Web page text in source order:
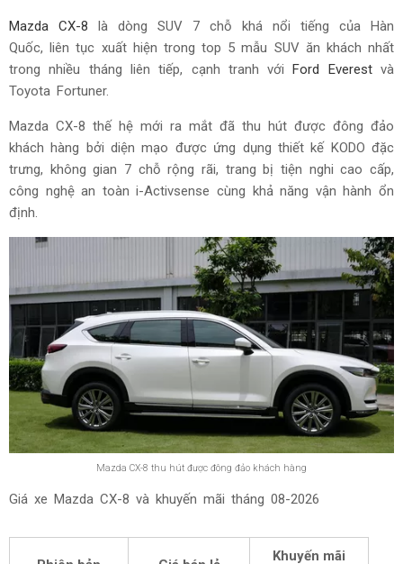
Mazda CX-8 là dòng SUV 7 chỗ khá nổi tiếng của Hàn
Quốc, liên tục xuất hiện trong top 5 mẫu SUV ăn khách nhất
trong nhiều tháng liên tiếp, cạnh tranh vớiFord Everestvà
Toyota Fortuner.
Mazda CX-8 thế hệ mới ra mắt đã thu hút được đông đảo
khách hàng bởi diện mạo được ứng dụng thiết kế KODO đặc
trưng, không gian 7 chỗ rộng rãi, trang bị tiện nghi cao cấp,
công nghệ an toàn i-Activsense cùng khả năng vận hành ổn
định.
Mazda CX-8 thu hút được đông đảo khách hàng
Giá xe Mazda CX-8 và khuyến mãi tháng 08-2026
Khuyến mãi